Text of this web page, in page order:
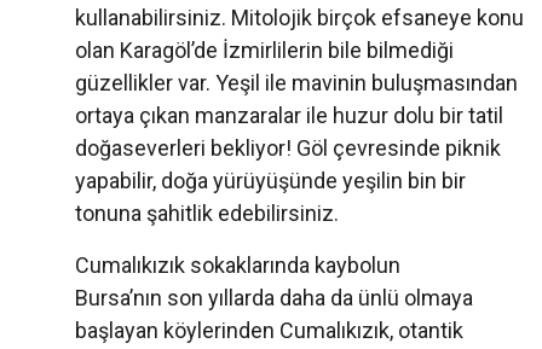
kullanabilirsiniz. Mitolojik birçok efsaneye konu
olan Karagöl’de İzmirlilerin bile bilmediği
güzellikler var. Yeşil ile mavinin buluşmasından
ortaya çıkan manzaralar ile huzur dolu bir tatil
doğaseverleri bekliyor! Göl çevresinde piknik
yapabilir, doğa yürüyüşünde yeşilin bin bir
tonuna şahitlik edebilirsiniz.
Cumalıkızık sokaklarında kaybolun
Bursa’nın son yıllarda daha da ünlü olmaya
başlayan köylerinden Cumalıkızık, otantik